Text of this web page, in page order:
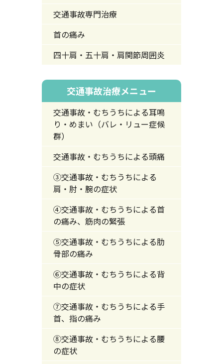
交通事故専門治療
首の痛み
四十肩・五十肩・肩関節周囲炎
交通事故治療メニュー
交通事故・むちうちによる耳鳴
り・めまい（バレ・リュー症候
群）
交通事故・むちうちによる頭痛
③交通事故・むちうちによる
肩・肘・腕の症状
④交通事故・むちうちによる首
の痛み、筋肉の緊張
⑤交通事故・むちうちによる肋
骨部の痛み
⑥交通事故・むちうちによる背
中の症状
⑦交通事故・むちうちによる手
首、指の痛み
⑧交通事故・むちうちによる腰
の症状